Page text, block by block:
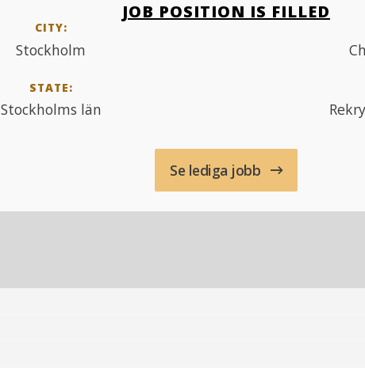
JOB POSITION IS FILLED
CITY:
Stockholm
STATE:
Stockholms län
Se lediga jobb